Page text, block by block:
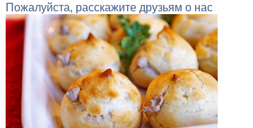
Пожалуйста, расскажите друзьям о нас